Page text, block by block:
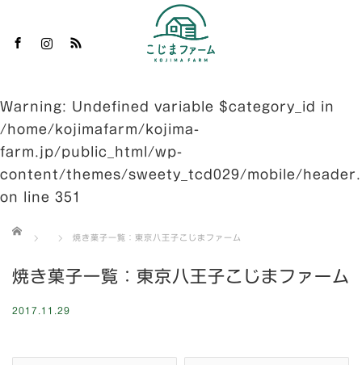
Warning: Undefined variable $category_id in
/home/kojimafarm/kojima-
farm.jp/public_html/wp-
content/themes/sweety_tcd029/mobile/
on line 351
ホーム
焼き菓子一覧：東京八王子こじまファーム
焼き菓子一覧：東京八王子こじまファーム
2017.11.29